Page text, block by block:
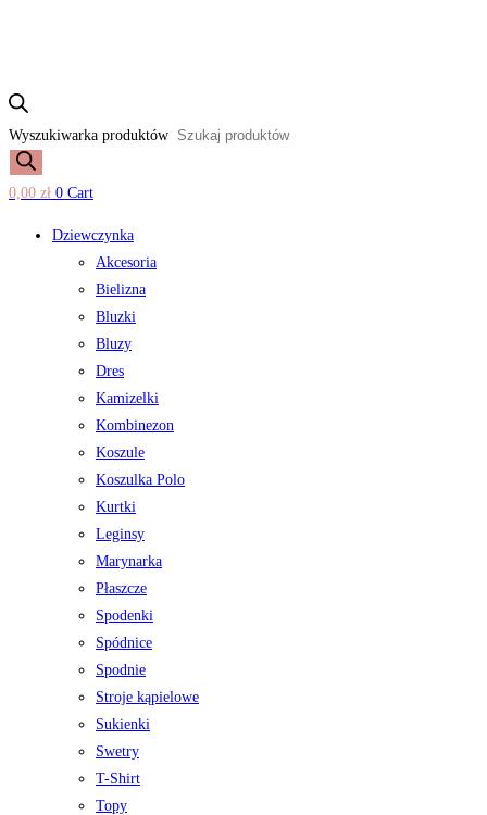
Wyszukiwarka produktów
0,00 zł 0 Cart
Dziewczynka
Akcesoria
Bielizna
Bluzki
Bluzy
Dres
Kamizelki
Kombinezon
Koszule
Koszulka Polo
Kurtki
Leginsy
Marynarka
Płaszcze
Spodenki
Spódnice
Spodnie
Stroje kąpielowe
Sukienki
Swetry
T-Shirt
Topy